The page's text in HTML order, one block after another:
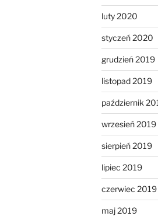
luty 2020
styczeń 2020
grudzień 2019
listopad 2019
październik
wrzesień 2019
sierpień 2019
lipiec 2019
czerwiec 2019
maj 2019